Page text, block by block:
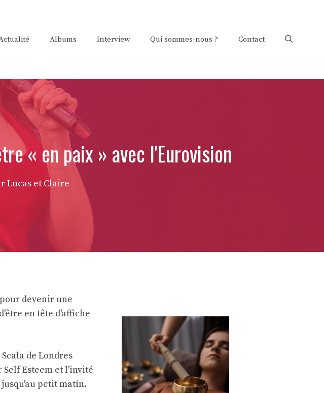
Albums Interview Qui sommes-nous ? Contact
« en paix » avec l'Eurovision
Lucas et Claire
devenir une
en tête d'affiche
de Londres
Esteem et l'invité
petit matin.